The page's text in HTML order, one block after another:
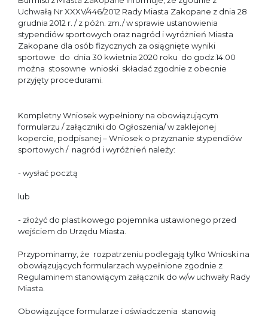
Uchwałą Nr XXXV/446/2012 Rady Miasta Zakopane z dnia 28
grudnia 2012 r. / z późn. zm./ w sprawie ustanowienia
stypendiów sportowych oraz nagród i wyróżnień Miasta
Zakopane dla osób fizycznych za osiągnięte wyniki
sportowe do dnia 30 kwietnia 2020 roku do godz.14.00
można stosowne wnioski składać zgodnie z obecnie
przyjęty procedurami.
Kompletny Wniosek wypełniony na obowiązującym
formularzu / załączniki do Ogłoszenia/ w zaklejonej
kopercie, podpisanej – Wniosek o przyznanie stypendiów
sportowych / nagród i wyróżnień należy:
- wysłać pocztą
lub
- złożyć do plastikowego pojemnika ustawionego przed
wejściem do Urzędu Miasta.
Przypominamy, że rozpatrzeniu podlegają tylko Wnioski na
obowiązujących formularzach wypełnione zgodnie z
Regulaminem stanowiącym załącznik do w/w uchwały Rady
Miasta.
Obowiązujące formularze i oświadczenia stanowią